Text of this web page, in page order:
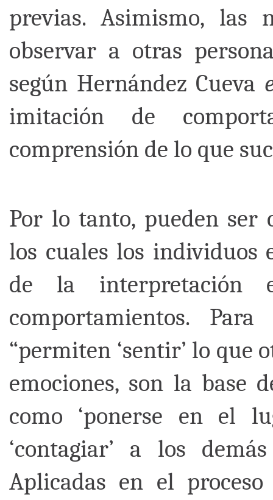
previas. Asimismo, las
observar a otras
según Hernández Cueva
imitación de
comprensión de lo que
Por lo tanto, pueden ser
los cuales los individuos
de la interpretación
comportamientos.
“permiten ‘sentir’ lo que
emociones, son la base
como ‘ponerse en el
‘contagiar’ a los
Aplicadas en el proceso